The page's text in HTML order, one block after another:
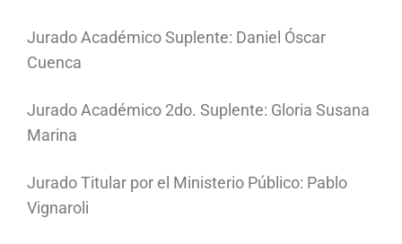
Jurado Académico Suplente: Daniel Óscar
Cuenca
Jurado Académico 2do. Suplente: Gloria Susana
Marina
Jurado Titular por el Ministerio Público: Pablo
Vignaroli